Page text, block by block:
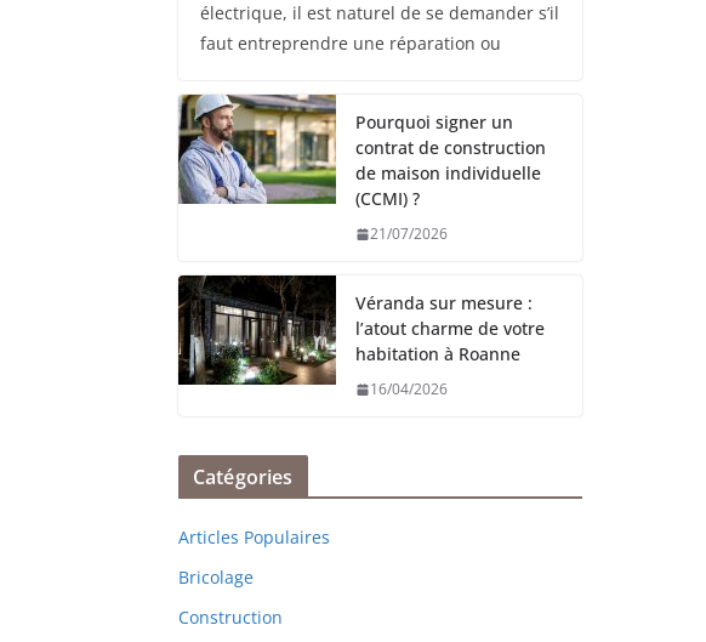
électrique, il est naturel de se demander s’il
faut entreprendre une réparation ou
Pourquoi signer un
contrat de construction
de maison individuelle
(CCMI) ?
21/07/2026
Véranda sur mesure :
l’atout charme de votre
habitation à Roanne
16/04/2026
Catégories
Articles Populaires
Bricolage
Construction